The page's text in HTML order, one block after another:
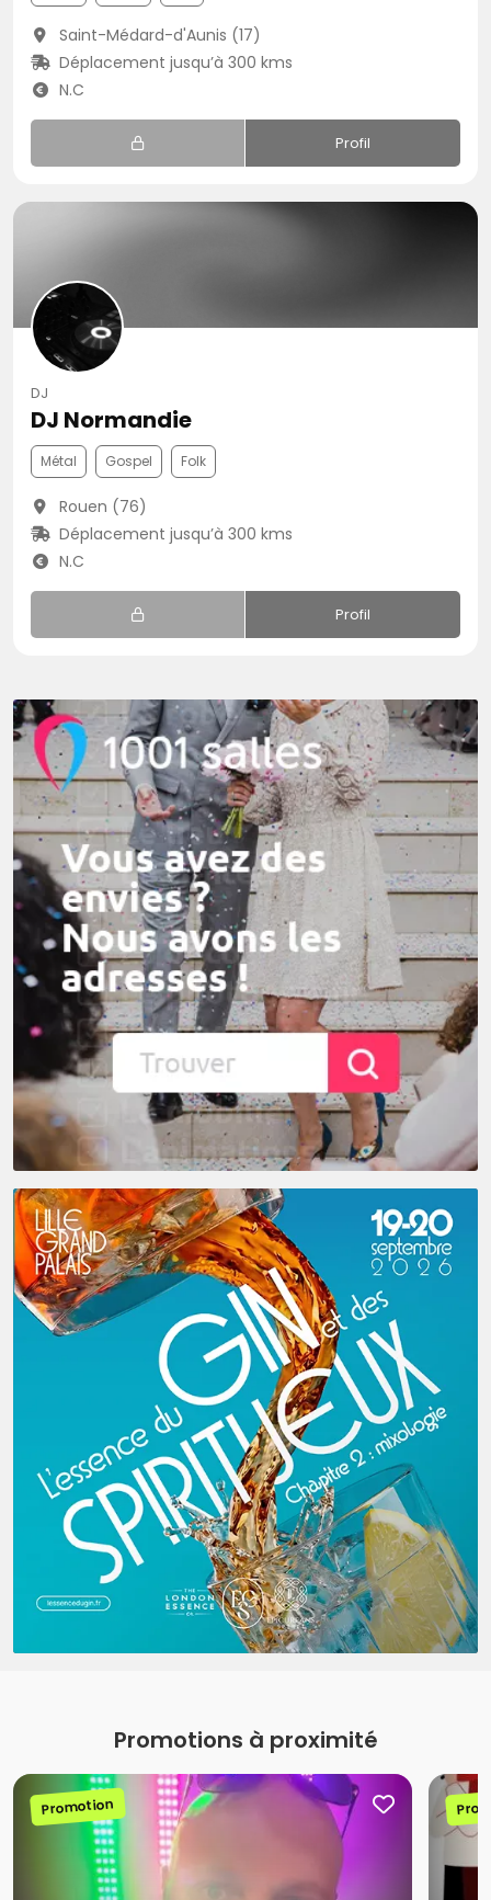
Saint-Médard-d'Aunis (17)
Déplacement jusqu’à 300 kms
N.C
Profil
DJ
DJ Normandie
Métal Gospel Folk
Rouen (76)
Déplacement jusqu’à 300 kms
N.C
Profil
Promotions à proximité
Promotion